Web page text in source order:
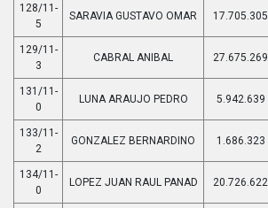
128/11-
5
SARAVIA GUSTAVO OMAR 17.705.305
129/11-
3
CABRAL ANIBAL 27.675.269
131/11-
0
LUNA ARAUJO PEDRO 5.942.639
133/11-
2
GONZALEZ BERNARDINO 1.686.323
134/11-
0
LOPEZ JUAN RAUL PANAD 20.726.622